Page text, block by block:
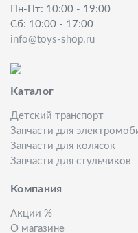
Пн-Пт: 10:00 - 19:00
Сб: 10:00 - 17:00
info@toys-shop.ru
Каталог
Детский транспорт
Запчасти для
Запчасти для колясок
Запчасти для стульчиков
Компания
Акции %
О магазине